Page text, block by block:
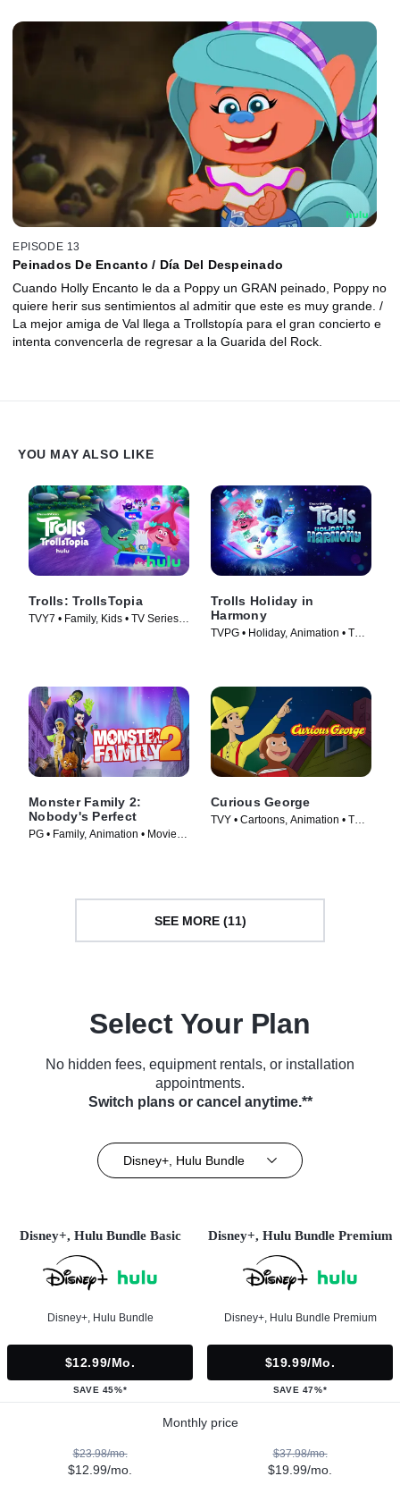
EPISODE 13
Peinados De Encanto / Día Del Despeinado
Cuando Holly Encanto le da a Poppy un GRAN peinado, Poppy no
quiere herir sus sentimientos al admitir que este es muy grande. /
La mejor amiga de Val llega a Trollstopía para el gran concierto e
intenta convencerla de regresar a la Guarida del Rock.
YOU MAY ALSO LIKE
Trolls: TrollsTopia
TVY7 • Family, Kids • TV Series
Trolls Holiday in
Harmony
TVPG • Holiday, Animation • TV
Monster Family 2:
Nobody's Perfect
PG • Family, Animation • Movie
Curious George
TVY • Cartoons, Animation • TV
SEE MORE (11)
Select Your Plan
No hidden fees, equipment rentals, or installation
appointments.
Switch plans or cancel anytime.**
Disney+, Hulu Bundle
Disney+, Hulu Bundle Basic
Disney+, Hulu Bundle
$12.99/mo.
SAVE 45%*
Disney+, Hulu Bundle Premium
Disney+, Hulu Bundle Premium
$19.99/mo.
SAVE 47%*
Monthly price
$23.98/mo.
$12.99/mo.
$37.98/mo.
$19.99/mo.